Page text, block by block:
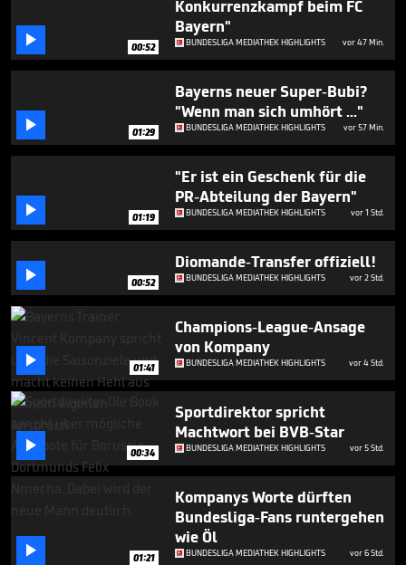
seconds
 00:52
Konkurrenzkampf beim FC
Bayern"
BUNDESLIGA MEDIATHEK HIGHLIGHTS vor 47 Min.
 01:29
Bayerns neuer Super-Bubi?
"Wenn man sich umhört ..."
BUNDESLIGA MEDIATHEK HIGHLIGHTS vor 57 Min.
 01:19
"Er ist ein Geschenk für die
PR-Abteilung der Bayern"
BUNDESLIGA MEDIATHEK HIGHLIGHTS vor 1 Std.
 00:52
Diomande-Transfer offiziell!
BUNDESLIGA MEDIATHEK HIGHLIGHTS vor 2 Std.
 01:41
Champions-League-Ansage
von Kompany
BUNDESLIGA MEDIATHEK HIGHLIGHTS vor 4 Std.
 00:34
Sportdirektor spricht
Machtwort bei BVB-Star
BUNDESLIGA MEDIATHEK HIGHLIGHTS vor 5 Std.
 01:21
Kompanys Worte dürften
Bundesliga-Fans runtergehen
wie Öl
BUNDESLIGA MEDIATHEK HIGHLIGHTS vor 6 Std.